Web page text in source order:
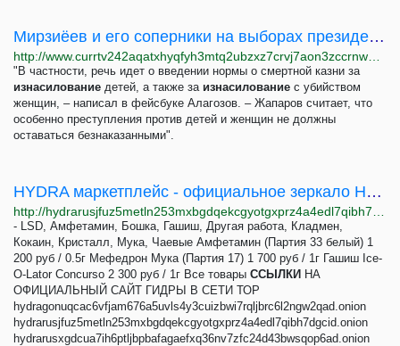
Мирзиёев и его соперники на выборах президента Узбекистана. Кто они и почему соперничество...
"В частности, речь идет о введении нормы о смертной казни за
изнасилование детей, а также за изнасилование с убийством
женщин, – написал в фейсбуке Алагозов. – Жапаров считает, что
особенно преступления против детей и женщин не должны
оставаться безнаказанными".
HYDRA маркетплейс - официальное зеркало Новая Гидра. Ссылка на новую Гидру. Вы не робот?
- LSD, Амфетамин, Бошка, Гашиш, Другая работа, Кладмен,
Кокаин, Кристалл, Мука, Чаевые Амфетамин (Партия 33 белый) 1
200 руб / 0.5г Мефедрон Мука (Партия 17) 1 700 руб / 1г Гашиш Ice-
O-Lator Concurso 2 300 руб / 1г Все товары ССЫЛКИ НА
ОФИЦИАЛЬНЫЙ САЙТ ГИДРЫ В СЕТИ ТОР
hydragonuqcac6vfjam676a5uvls4y3cuizbwi7rqljbrc6l2ngw2qad.onion
hydrarusjfuz5metln253mxbgdqekcgyotgxprz4a4edl7qibh7dgcid.onion
hydrarusxgdcua7ih6ptljbpbafagaefxq36nv7zfc24d43bwsqop6ad.onion